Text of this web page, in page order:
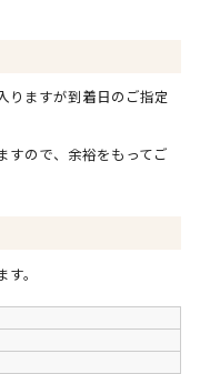
りますが到着日のご指定
すので、余裕をもってご
。